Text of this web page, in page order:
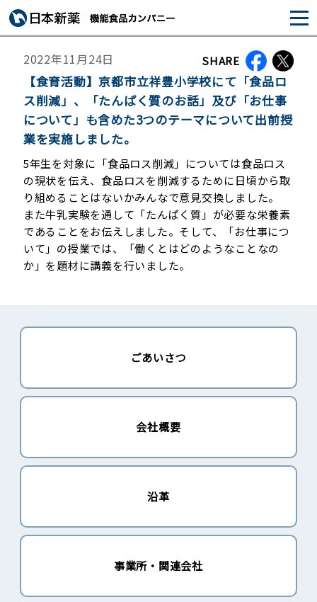
2022年11月24日 SHARE
【食育活動】京都市立祥豊小学校にて「食品ロ
ス削減」、「たんぱく質のお話」及び「お仕事
について」も含めた3つのテーマについて出前授
業を実施しました。
5年生を対象に「食品ロス削減」については食品ロス
の現状を伝え、食品ロスを削減するために日頃から取
り組めることはないかみんなで意見交換しました。
また牛乳実験を通して「たんぱく質」が必要な栄養素
であることをお伝えしました。そして、「お仕事につ
いて」の授業では、「働くとはどのようなことなの
か」を題材に講義を行いました。
ごあいさつ
会社概要
沿革
事業所・関連会社